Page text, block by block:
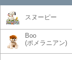
スヌーピー
Boo
(ポメラニアン)